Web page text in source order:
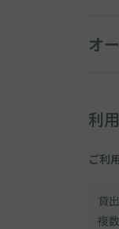
●当
▼以
15分
【
[ハ
オ
利
ご利
貸
複